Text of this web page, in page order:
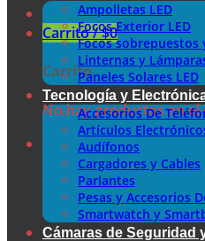
Carrito /$0
Carrito
No hay productos en el
Ampolletas LED
Focos Exterior LED
Focos sobrepuestos
Linternas y
Paneles Solares LED
Tecnología y
Accesorios De
Artículos
Audífonos
Cargadores y Cables
Parlantes
Pesas y Accesorios
Smartwatch y
Cámaras de Seguridad